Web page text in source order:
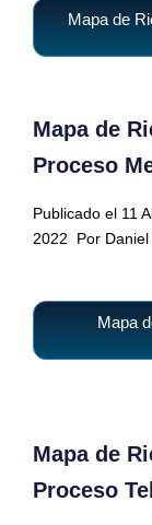
Mapa de
Mapa de
Proceso
Publicado el 11
2022
Por
Mapa
Mapa de
Proceso